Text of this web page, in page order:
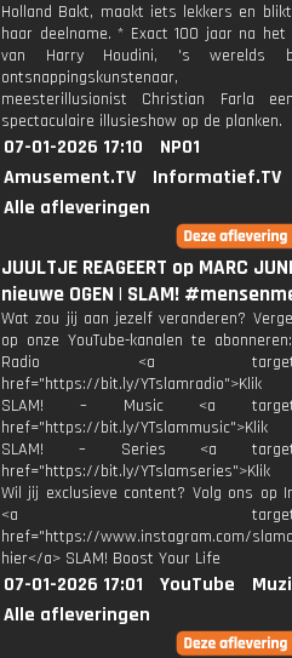
Holland Bakt, maakt iets lekkers en
haar deelname. * Exact 100 jaar na het
van Harry Houdini, 's werelds
ontsnappingskunstenaar,
meesterillusionist Christian Farla
spectaculaire illusieshow op de planken.
07-01-2026 17:10
NPO1
Amusement.TV
Informatief.TV
Alle afleveringen
JUULTJE REAGEERT op MARC
nieuwe OGEN | SLAM!
Wat zou jij aan jezelf veranderen?
op onze YouTube-kanalen te
Radio <a
href="https://bit.ly/
SLAM! – Music <a
href="https://bit.ly/
SLAM! – Series <a
href="https://bit.ly/
Wil jij exclusieve content? Volg ons op
<a
href="https://www.instagram.com/
hier</a> SLAM! Boost Your Life
07-01-2026 17:01 YouTube
Alle afleveringen